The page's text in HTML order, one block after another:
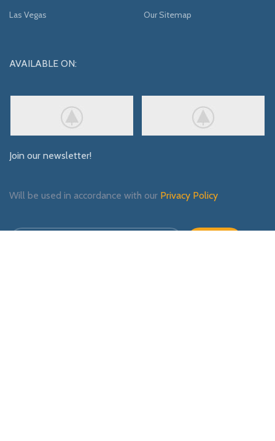
Las Vegas
Our Sitemap
AVAILABLE ON:
Join our newsletter!
Will be used in accordance with our Privacy Policy